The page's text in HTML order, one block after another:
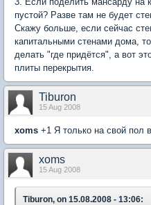
пустой? Разве там не будет
Скажу больше, если сейчас
капитальными стенами дома,
делать "где придётся", а вот
плиты перекрытия.
Tiburon
15 Aug 2008
xoms +1 Я только на свой пол
xoms
15 Aug 2008
Tiburon, on 15.08.2008 - 13:06: